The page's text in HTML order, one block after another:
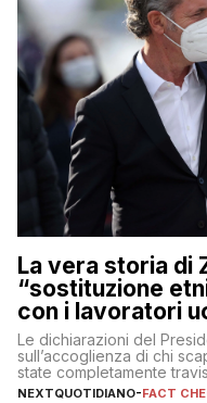
La vera storia di
“sostituzione
con i lavoratori
ci sarà)
Le dichiarazioni del
sull’accoglienza di chi
state completamente
falsi che girano sui social
NEXTQUOTIDIANO-FACT